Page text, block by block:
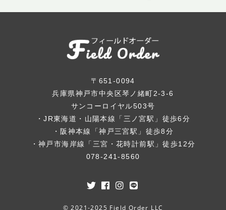
〒651-0094
兵庫県神戸市中央区琴ノ緒町2-3-6
サンコーロイヤル503号
・JR東海道・山陽本線「三ノ宮駅」徒歩6分
・阪神本線「神戸三宮駅」徒歩8分
・神戸市海岸線「三宮・花時計前駅」徒歩12分
078-241-8560
© 2021-2025 Field Order LLC